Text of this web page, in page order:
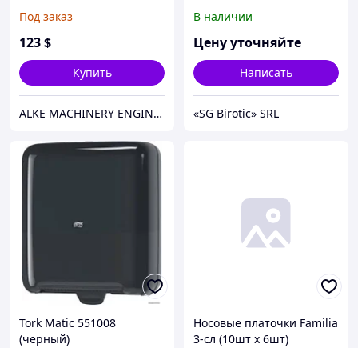
Под заказ
123$
Купить
ALKE MACHINERY ENGINEERING
В наличии
Цену уточняйте
Написать
«SG Birotic» SRL
Tork Matic 551008
(черный)
Носовые платочки Familia
3-сл (10шт х 6шт)